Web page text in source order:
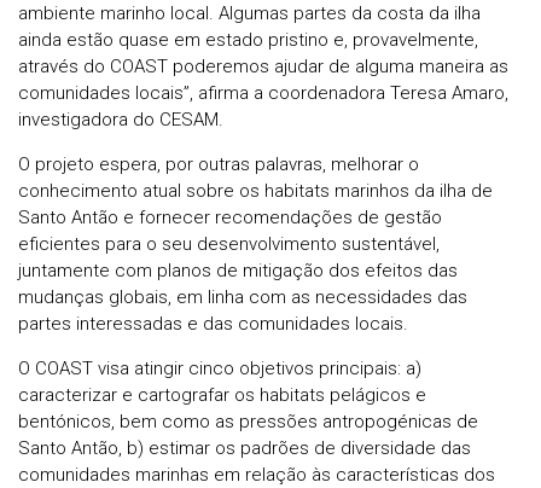
ambiente marinho local. Algumas partes da costa da ilha
ainda estão quase em estado pristino e, provavelmente,
através do COAST poderemos ajudar de alguma maneira as
comunidades locais”, afirma a coordenadora Teresa Amaro,
investigadora do CESAM.
O projeto espera, por outras palavras, melhorar o
conhecimento atual sobre os habitats marinhos da ilha de
Santo Antão e fornecer recomendações de gestão
eficientes para o seu desenvolvimento sustentável,
juntamente com planos de mitigação dos efeitos das
mudanças globais, em linha com as necessidades das
partes interessadas e das comunidades locais.
O COAST visa atingir cinco objetivos principais: a)
caracterizar e cartografar os habitats pelágicos e
bentónicos, bem como as pressões antropogénicas de
Santo Antão, b) estimar os padrões de diversidade das
comunidades marinhas em relação às características dos